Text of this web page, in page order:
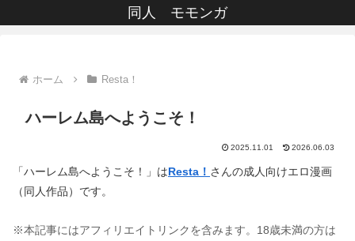
同人 モモンガ
ホーム Resta！
ハーレム島へようこそ！
2025.11.01 2026.06.03
「ハーレム島へようこそ！」はResta！ さんの成人向けエロ漫画
（同人作品）です。
※本記事にはアフィリエイトリンクを含みます。18歳未満の方は